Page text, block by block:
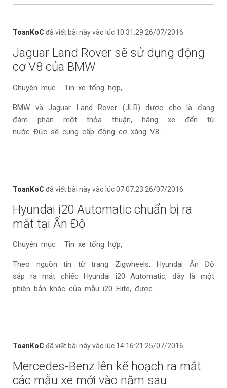
ToanKoC đã viết bài này vào lúc 10:31:29 26/07/2016
Jaguar Land Rover sẽ sử dụng động
cơ V8 của BMW
Chuyên mục : Tin xe tổng hợp,
BMW và Jaguar Land Rover (JLR) được cho là đang
đàm phán một thỏa thuận, hãng xe đến từ
nước Đức sẽ cung cấp động cơ xăng V8 ...
ToanKoC đã viết bài này vào lúc 07:07:23 26/07/2016
Hyundai i20 Automatic chuẩn bị ra
mắt tại Ấn Độ
Chuyên mục : Tin xe tổng hợp,
Theo nguồn tin từ trang Zigwheels, Hyundai Ấn Độ
sắp ra mắt chiếc Hyundai i20 Automatic, đây là một
phiên bản khác của mẫu i20 Elite, được ...
ToanKoC đã viết bài này vào lúc 14:16:21 25/07/2016
Mercedes-Benz lên kế hoạch ra mắt
các mẫu xe mới vào năm sau